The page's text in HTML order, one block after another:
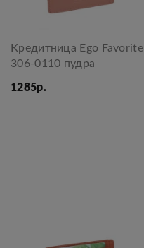
Кредитница Ego Favorite
306-0110 пудра
1285р.